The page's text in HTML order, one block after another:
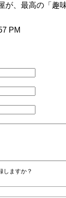
が、最高の「趣
PM
しますか？